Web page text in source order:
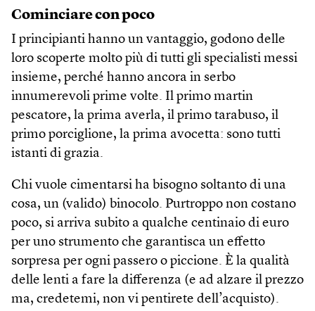
Cominciare con poco
I principianti hanno un vantaggio, godono delle
loro scoperte molto più di tutti gli specialisti messi
insieme, perché hanno ancora in serbo
innumerevoli prime volte. Il primo martin
pescatore, la prima averla, il primo tarabuso, il
primo porciglione, la prima avocetta: sono tutti
istanti di grazia.
Chi vuole cimentarsi ha bisogno soltanto di una
cosa, un (valido) binocolo. Purtroppo non costano
poco, si arriva subito a qualche centinaio di euro
per uno strumento che garantisca un effetto
sorpresa per ogni passero o piccione. È la qualità
delle lenti a fare la differenza (e ad alzare il prezzo
ma, credetemi, non vi pentirete dell’acquisto).